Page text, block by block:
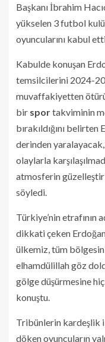
Başkanı İbrahim
yükselen 3 futbol
oyuncularını kabul
Kabulde konuşan
temsilcilerini 2024-
muvaffakiyetten
bir sportakviminin
bırakıldığını
derinden
olaylarla
atmosferin
söyledi.
Türkiye’nin etrafının
dikkati çeken
ülkemiz, tüm
elhamdülillah göz
gölge düşürmesine
konuştu.
Tribünlerin kardeşlik
döken oyuncuların